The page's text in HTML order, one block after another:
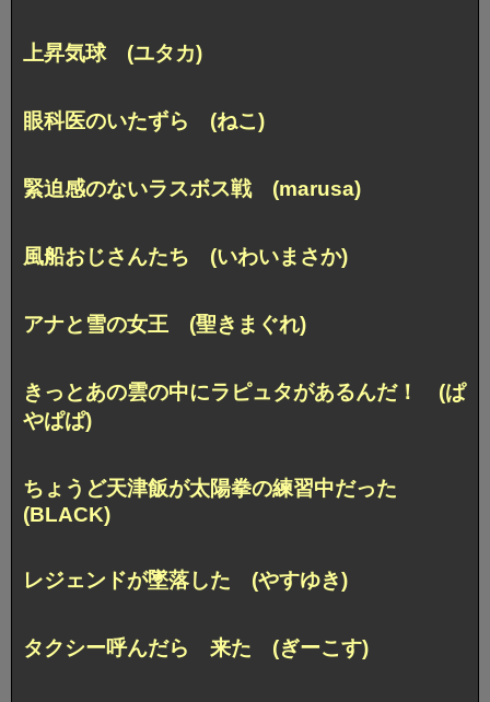
上昇気球 (ユタカ)
眼科医のいたずら (ねこ)
緊迫感のないラスボス戦 (marusa)
風船おじさんたち (いわいまさか)
アナと雪の女王 (聖きまぐれ)
きっとあの雲の中にラピュタがあるんだ！ (ぱ
やぱぱ)
ちょうど天津飯が太陽拳の練習中だった
(BLACK)
レジェンドが墜落した (やすゆき)
タクシー呼んだら 来た (ぎーこす)